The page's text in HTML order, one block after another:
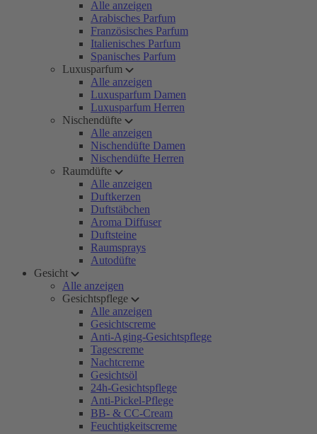
Alle anzeigen
Arabisches Parfum
Französisches Parfum
Italienisches Parfum
Spanisches Parfum
Luxusparfum
Alle anzeigen
Luxusparfum Damen
Luxusparfum Herren
Nischendüfte
Alle anzeigen
Nischendüfte Damen
Nischendüfte Herren
Raumdüfte
Alle anzeigen
Duftkerzen
Duftstäbchen
Aroma Diffuser
Duftsteine
Raumsprays
Autodüfte
Gesicht
Alle anzeigen
Gesichtspflege
Alle anzeigen
Gesichtscreme
Anti-Aging-Gesichtspflege
Tagescreme
Nachtcreme
Gesichtsöl
24h-Gesichtspflege
Anti-Pickel-Pflege
BB- & CC-Cream
Feuchtigkeitscreme